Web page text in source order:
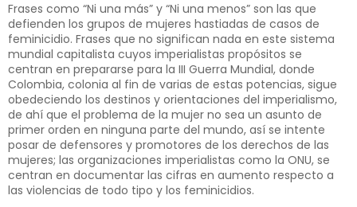
Frases como “Ni una más” y “Ni una menos” son las que
defienden los grupos de mujeres hastiadas de casos de
feminicidio. Frases que no significan nada en este sistema
mundial capitalista cuyos imperialistas propósitos se
centran en prepararse para la III Guerra Mundial, donde
Colombia, colonia al fin de varias de estas potencias, sigue
obedeciendo los destinos y orientaciones del imperialismo,
de ahí que el problema de la mujer no sea un asunto de
primer orden en ninguna parte del mundo, así se intente
posar de defensores y promotores de los derechos de las
mujeres; las organizaciones imperialistas como la ONU, se
centran en documentar las cifras en aumento respecto a
las violencias de todo tipo y los feminicidios.